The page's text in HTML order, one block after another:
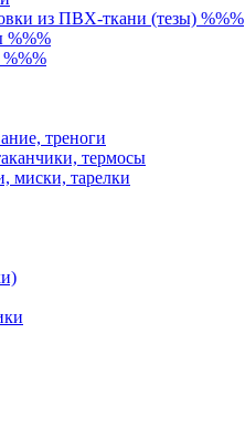
из ПВХ-ткани (тезы) %%%
%%%
треноги
термосы
миски, тарелки